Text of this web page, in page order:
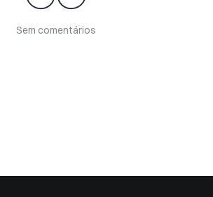
Sem comentários